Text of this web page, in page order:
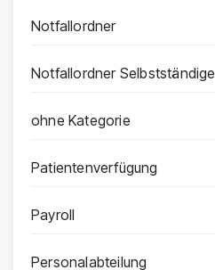
Notfallordner
Notfallordner Selbstständige
ohne Kategorie
Patientenverfügung
Payroll
Personalabteilung